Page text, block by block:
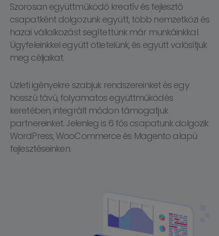
Szorosan együttműködő kreatív és fejlesztő
csapatként dolgozunk együtt, több nemzetközi és
hazai vállalkozást segítettünk már munkáinkkal.
Ügyfeleinkkel együtt ötletelünk, és együtt valósítjuk
meg céljaikat.
Üzleti igényekre szabjuk rendszereinket és egy
hosszú távú, folyamatos együttműködés
keretében, integrált módon támogatjuk
partnereinket. Jelenleg is 6 fős csapatunk dolgozik
WordPress, WooCommerce és Magento alapú
fejlesztéseinken.